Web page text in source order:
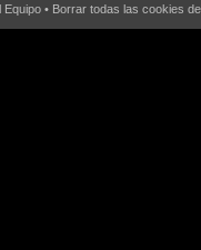
Equipo • Borrar todas las cookies